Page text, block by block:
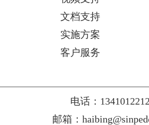
文档支持
实施方案
客户服务
电话：
邮箱：